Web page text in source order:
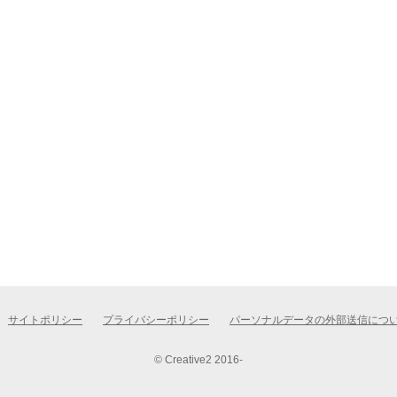
サイトポリシー プライバシーポリシー パーソナルデータの外部送信につ
© Creative2 2016-